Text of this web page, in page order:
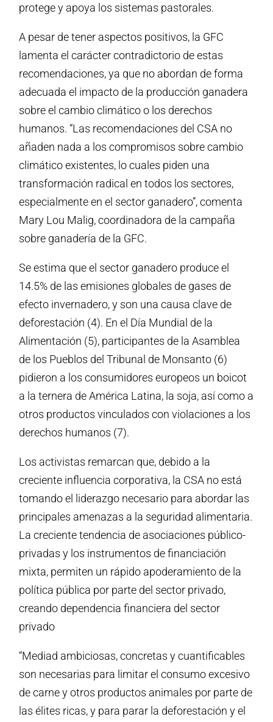
protege y apoya los sistemas pastorales.
A pesar de tener aspectos positivos, la GFC
lamenta el carácter contradictorio de estas
recomendaciones, ya que no abordan de forma
adecuada el impacto de la producción ganadera
sobre el cambio climático o los derechos
humanos. “Las recomendaciones del CSA no
añaden nada a los compromisos sobre cambio
climático existentes, lo cuales piden una
transformación radical en todos los sectores,
especialmente en el sector ganadero”, comenta
Mary Lou Malig, coordinadora de la campaña
sobre ganadería de la GFC.
Se estima que el sector ganadero produce el
14.5% de las emisiones globales de gases de
efecto invernadero, y son una causa clave de
deforestación (4). En el Día Mundial de la
Alimentación (5), participantes de la Asamblea
de los Pueblos del Tribunal de Monsanto (6)
pidieron a los consumidores europeos un boicot
a la ternera de América Latina, la soja, así como a
otros productos vinculados con violaciones a los
derechos humanos (7).
Los activistas remarcan que, debido a la
creciente influencia corporativa, la CSA no está
tomando el liderazgo necesario para abordar las
principales amenazas a la seguridad alimentaria.
La creciente tendencia de asociaciones público-
privadas y los instrumentos de financiación
mixta, permiten un rápido apoderamiento de la
política pública por parte del sector privado,
creando dependencia financiera del sector
privado
“Mediad ambiciosas, concretas y cuantificables
son necesarias para limitar el consumo excesivo
de carne y otros productos animales por parte de
las élites ricas, y para parar la deforestación y el